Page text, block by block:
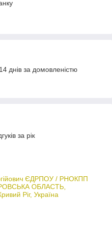
днів за домовленістю
за рік
ЄДРПОУ / РНОКПП
ОБЛАСТЬ,
Ріг, Україна